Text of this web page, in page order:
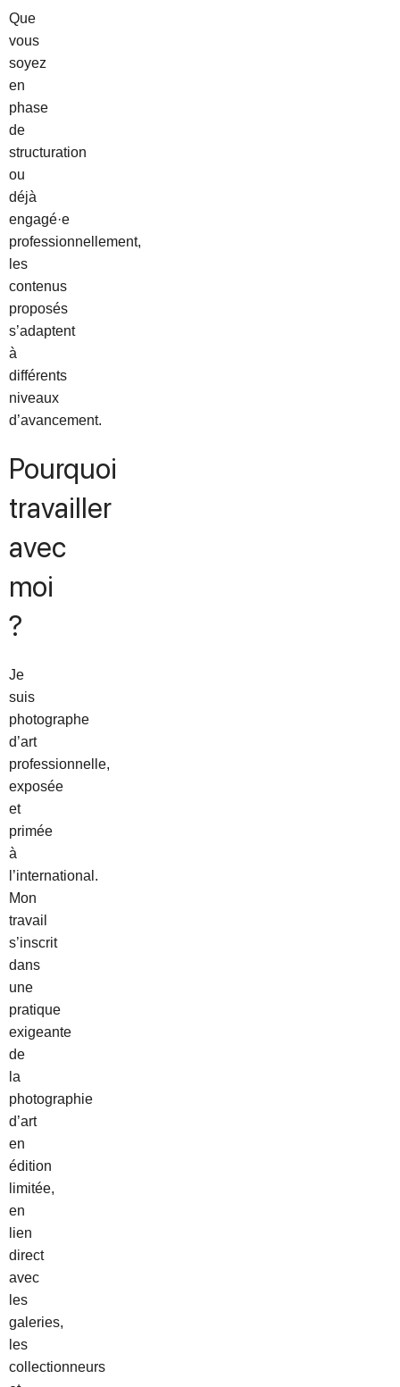
Que
vous
soyez
en
phase
de
structuration
ou
déjà
engagé·e
professionnellement,
les
contenus
proposés
s’adaptent
à
différents
niveaux
d’avancement.
Pourquoi
travailler
avec
moi
?
Je
suis
photographe
d’art
professionnelle,
exposée
et
primée
à
l’international.
Mon
travail
s’inscrit
dans
une
pratique
exigeante
de
la
photographie
d’art
en
édition
limitée,
en
lien
direct
avec
les
galeries,
les
collectionneurs